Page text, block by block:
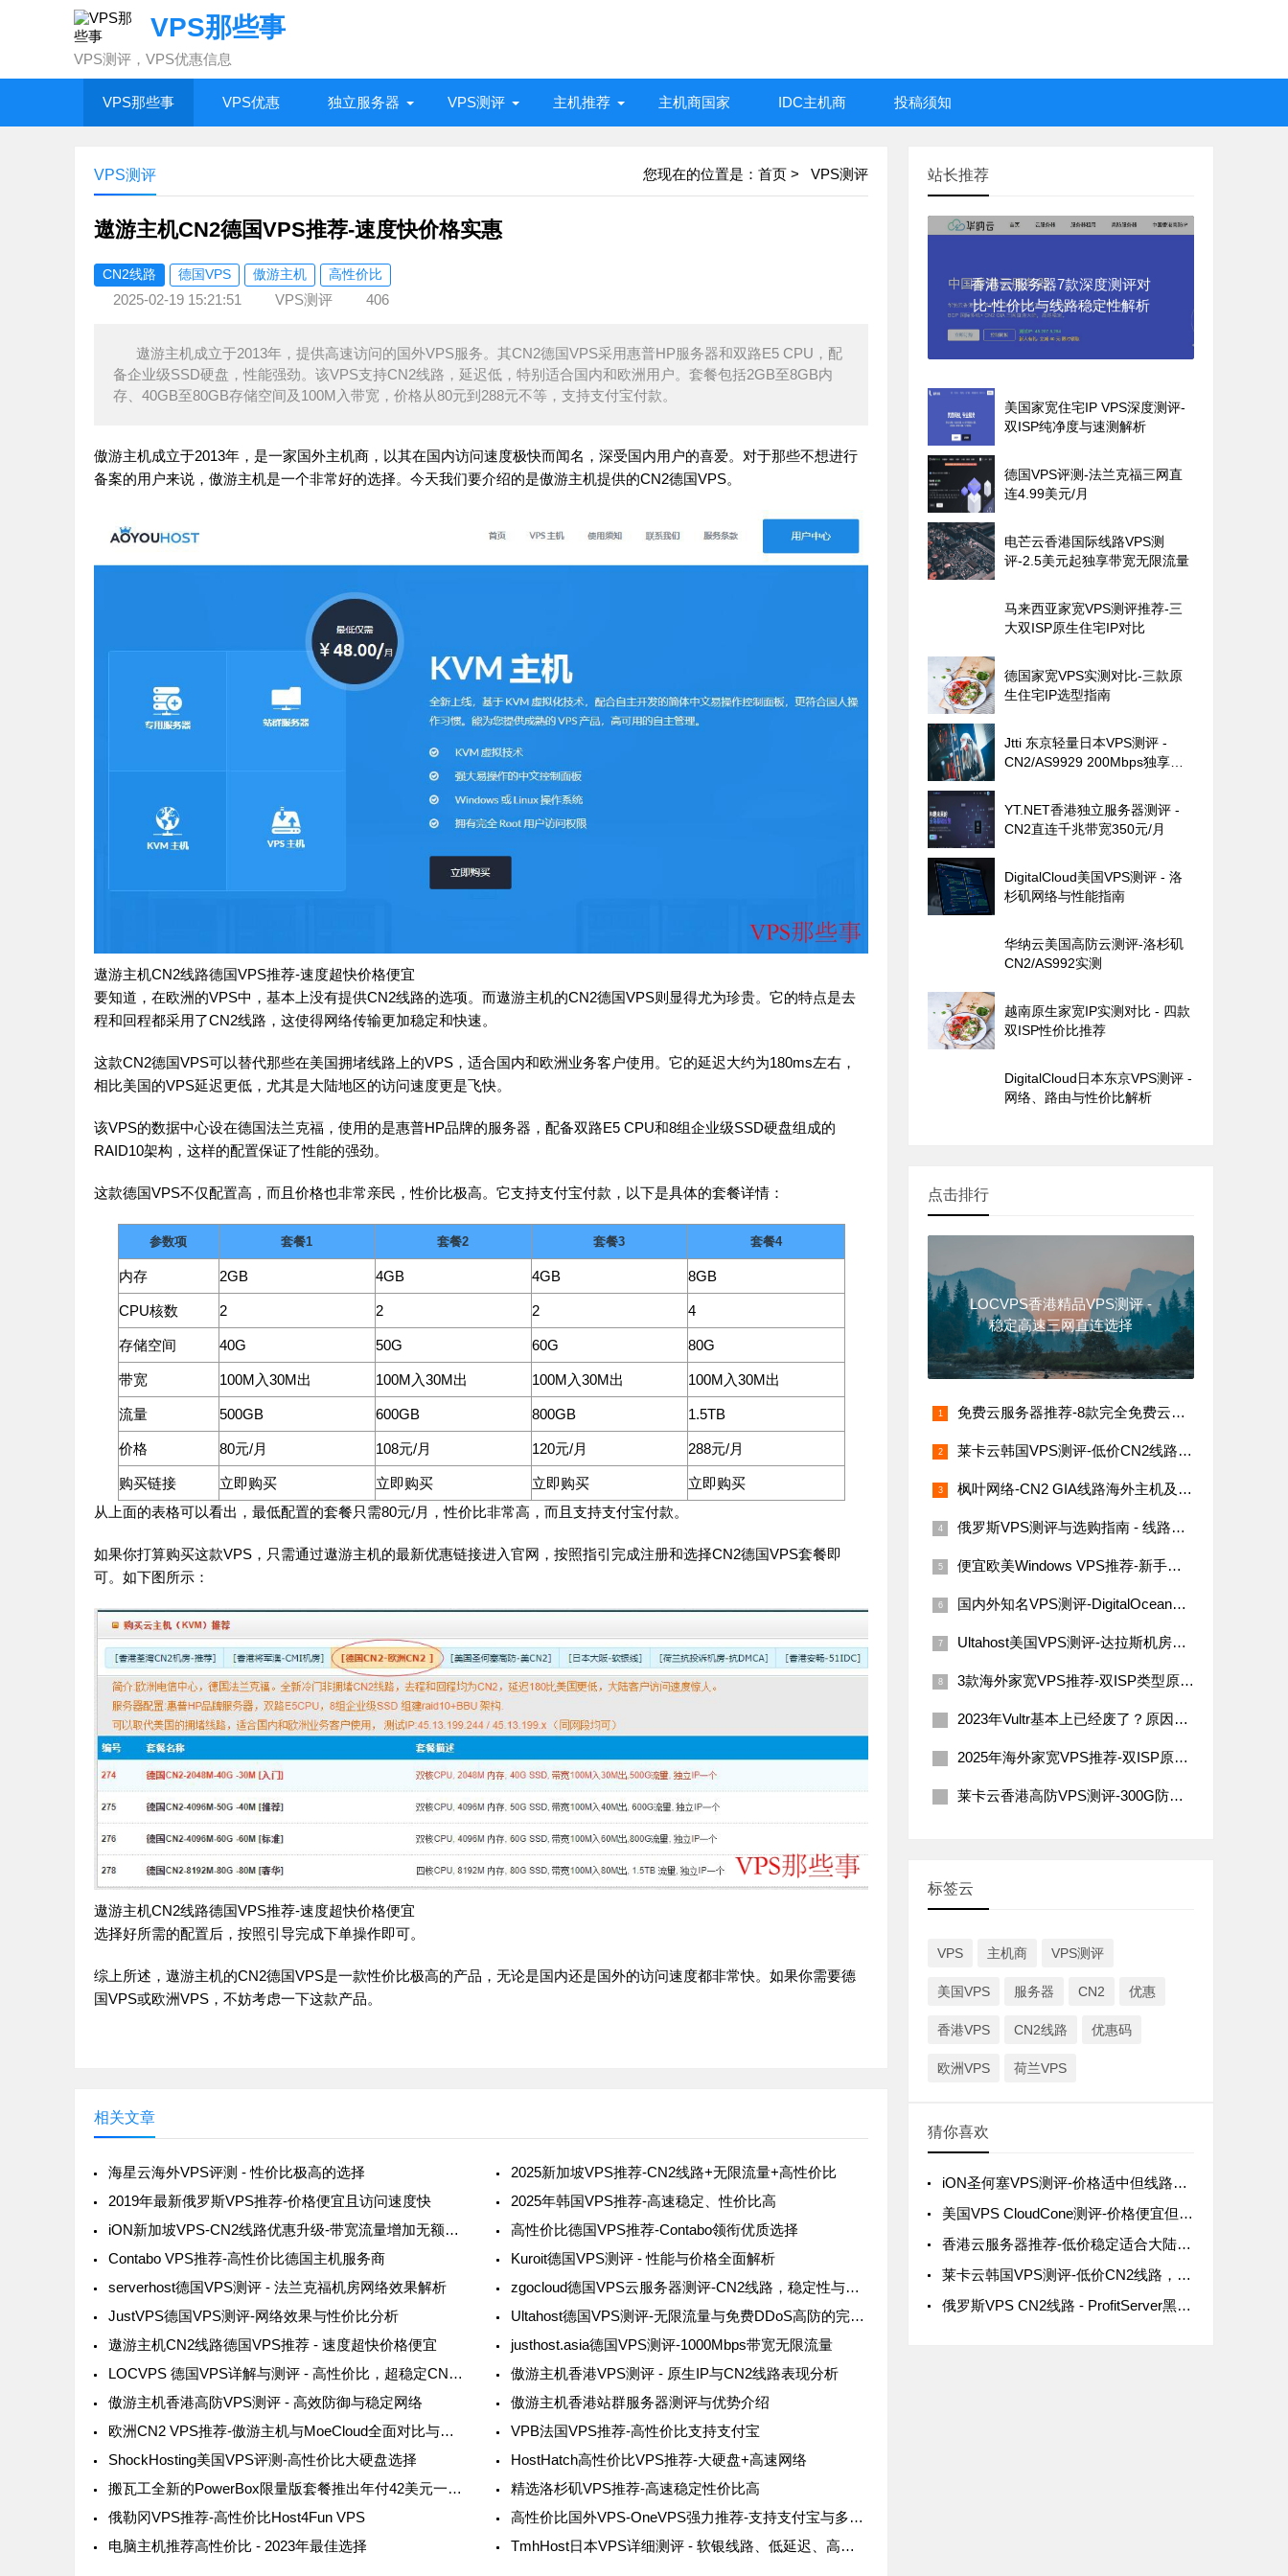
VPS那些事
VPS测评，VPS优惠信息
VPS那些事 VPS优惠 独立服务器 VPS测评 主机推荐 主机商国家 IDC主机商 投稿须知
您现在的位置是： 首页 > VPS测评
VPS测评
遨游主机CN2德国VPS推荐-速度快价格实惠
CN2线路 德国VPS 傲游主机 高性价比
2025-02-19 15:21:51 VPS测评 406
遨游主机成立于2013年，提供高速访问的国外VPS服务。其CN2德国VPS采用惠普HP服务器和双路E5 CPU，配
备企业级SSD硬盘，性能强劲。该VPS支持CN2线路，延迟低，特别适合国内和欧洲用户。套餐包括2GB至8GB内
存、40GB至80GB存储空间及100M入带宽，价格从80元到288元不等，支持支付宝付款。
傲游主机成立于2013年，是一家国外主机商，以其在国内访问速度极快而闻名，深受国内用户的喜爱。对于那些不想进行
备案的用户来说，傲游主机是一个非常好的选择。今天我们要介绍的是傲游主机提供的CN2德国VPS。
遨游主机CN2线路德国VPS推荐-速度超快价格便宜
要知道，在欧洲的VPS中，基本上没有提供CN2线路的选项。而遨游主机的CN2德国VPS则显得尤为珍贵。它的特点是去
程和回程都采用了CN2线路，这使得网络传输更加稳定和快速。
这款CN2德国VPS可以替代那些在美国拥堵线路上的VPS，适合国内和欧洲业务客户使用。它的延迟大约为180ms左右，
相比美国的VPS延迟更低，尤其是大陆地区的访问速度更是飞快。
该VPS的数据中心设在德国法兰克福，使用的是惠普HP品牌的服务器，配备双路E5 CPU和8组企业级SSD硬盘组成的
RAID10架构，这样的配置保证了性能的强劲。
这款德国VPS不仅配置高，而且价格也非常亲民，性价比极高。它支持支付宝付款，以下是具体的套餐详情：
参数项 套餐1 套餐2 套餐3 套餐4
内存 2GB 4GB 4GB 8GB
CPU核数 2 2 2 4
存储空间 40G 50G 60G 80G
带宽 100M入30M出 100M入30M出 100M入30M出 100M入30M出
流量 500GB 600GB 800GB 1.5TB
价格 80元/月 108元/月 120元/月 288元/月
购买链接 立即购买 立即购买 立即购买
立即购买
从上面的表格可以看出，最低配置的套餐只需80元/月，性价比非常高，而且支持支付宝付款。
如果你打算购买这款VPS，只需通过遨游主机的最新优惠链接进入官网，按照指引完成注册和选择CN2德国VPS套餐即
可。如下图所示：
遨游主机CN2线路德国VPS推荐-速度超快价格便宜
选择好所需的配置后，按照引导完成下单操作即可。
综上所述，遨游主机的CN2德国VPS是一款性价比极高的产品，无论是国内还是国外的访问速度都非常快。如果你需要德
国VPS或欧洲VPS，不妨考虑一下这款产品。
相关文章
海星云海外VPS评测 - 性价比极高的选择
2025新加坡VPS推荐-CN2线路+无限流量+高性价比
2019年最新俄罗斯VPS推荐-价格便宜且访问速度快
2025年韩国VPS推荐-高速稳定、性价比高
iON新加坡VPS-CN2线路优惠升级-带宽流量增加无额外费用
高性价比德国VPS推荐-Contabo领衔优质选择
Contabo VPS推荐-高性价比德国主机服务商
Kuroit德国VPS测评 - 性能与价格全面解析
serverhost德国VPS测评 - 法兰克福机房网络效果解析
zgocloud德国VPS云服务器测评-CN2线路，稳定性与速度分析
JustVPS德国VPS测评-网络效果与性价比分析
Ultahost德国VPS测评-无限流量与免费DDoS高防的完美结合
遨游主机CN2线路德国VPS推荐 - 速度超快价格便宜
justhost.asia德国VPS测评-1000Mbps带宽无限流量
LOCVPS 德国VPS详解与测评 - 高性价比，超稳定CN2 GIA线路
傲游主机香港VPS测评 - 原生IP与CN2线路表现分析
傲游主机香港高防VPS测评 - 高效防御与稳定网络
傲游主机香港站群服务器测评与优势介绍
欧洲CN2 VPS推荐-傲游主机与MoeCloud全面对比与测评
VPB法国VPS推荐-高性价比支持支付宝
ShockHosting美国VPS评测-高性价比大硬盘选择
HostHatch高性价比VPS推荐-大硬盘+高速网络
搬瓦工全新的PowerBox限量版套餐推出年付42美元一年CN2GIA
精选洛杉矶VPS推荐-高速稳定性价比高
俄勒冈VPS推荐-高性价比Host4Fun VPS
高性价比国外VPS-OneVPS强力推荐-支持支付宝与多地区数据中心
电脑主机推荐高性价比 - 2023年最佳选择
TmhHost日本VPS详细测评 - 软银线路、低延迟、高性价比
站长推荐
香港云服务器7款深度测评对
比-性价比与线路稳定性解析
美国家宽住宅IP VPS深度测评-
双ISP纯净度与速测解析
德国VPS评测-法兰克福三网直
连4.99美元/月
电芒云香港国际线路VPS测
评-2.5美元起独享带宽无限流量
马来西亚家宽VPS测评推荐-三
大双ISP原生住宅IP对比
德国家宽VPS实测对比-三款原
生住宅IP选型指南
Jtti 东京轻量日本VPS测评 -
CN2/AS9929 200Mbps独享带
YT.NET香港独立服务器测评 -
CN2直连千兆带宽350元/月
DigitalCloud美国VPS测评 - 洛
杉矶网络与性能指南
华纳云美国高防云测评-洛杉矶
CN2/AS992实测
越南原生家宽IP实测对比 - 四款
双ISP性价比推荐
DigitalCloud日本东京VPS测评 -
网络、路由与性价比解析
点击排行
LOCVPS香港精品VPS测评 -
稳定高速三网直连选择
免费云服务器推荐-8款完全免费云服务器汇总（支持海内外节点）
莱卡云韩国VPS测评-低价CN2线路，网络稳定速度快
枫叶网络-CN2 GIA线路海外主机及VPS评测
俄罗斯VPS测评与选购指南 - 线路稳定性与价格解析
便宜欧美Windows VPS推荐-新手必看指南
国内外知名VPS测评-DigitalOcean、Linode、Vultr与搬瓦工
Ultahost美国VPS测评-达拉斯机房网络性能与价格详解
3款海外家宽VPS推荐-双ISP类型原生IP
2023年Vultr基本上已经废了？原因分析及解决办法
2025年海外家宽VPS推荐-双ISP原生住宅IP
莱卡云香港高防VPS测评-300G防御200Mbps带宽
标签云
VPS 主机商 VPS测评
美国VPS 服务器 CN2 优惠
香港VPS CN2线路 优惠码
欧洲VPS 荷兰VPS
猜你喜欢
iON圣何塞VPS测评-价格适中但线路欠佳
美国VPS CloudCone测评-价格便宜但下载速度一般
香港云服务器推荐-低价稳定适合大陆用户
莱卡云韩国VPS测评-低价CN2线路，网络稳定速度快
俄罗斯VPS CN2线路 - ProfitServer黑色星期五5折优惠